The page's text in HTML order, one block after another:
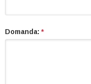
Domanda: *